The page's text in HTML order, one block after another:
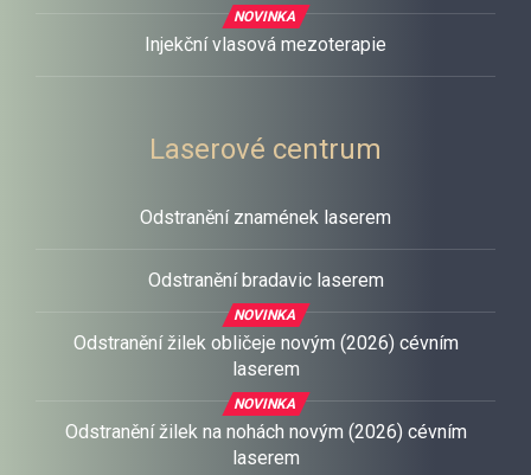
ZEŠTÍHLENÍ
POSTAVY
Přístrojové zeštíhlení postavy NOVINKA!
Injekční vlasová mezoterapie
NOVINKA
Laserové centrum
Odstranění znamének laserem
Odstranění bradavic laserem
Odstranění žilek obličeje novým (2026) cévním
laserem
NOVINKA
Odstranění žilek na nohách novým (2026) cévním
laserem
NOVINKA